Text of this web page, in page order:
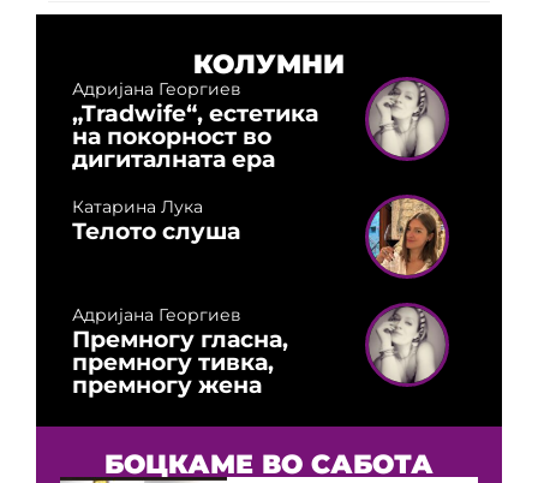
КОЛУМНИ
Адријана Георгиев
„Tradwife“, естетика
на покорност во
дигиталната ера
Катарина Лука
Телото слуша
Адријана Георгиев
Премногу гласна,
премногу тивка,
премногу жена
БОЦКАМЕ ВО САБОТА